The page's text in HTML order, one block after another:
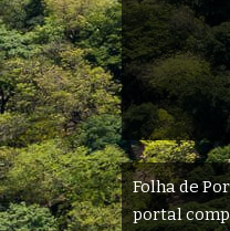
Folha de
portal